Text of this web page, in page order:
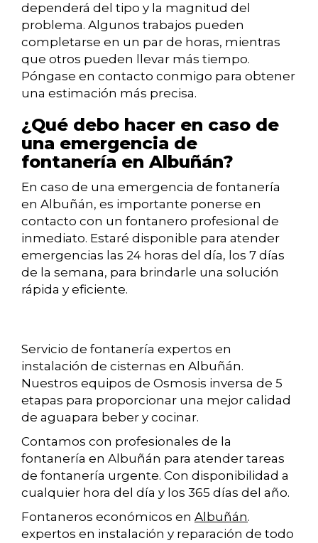
dependerá del tipo y la magnitud del
problema. Algunos trabajos pueden
completarse en un par de horas, mientras
que otros pueden llevar más tiempo.
Póngase en contacto conmigo para obtener
una estimación más precisa.
¿Qué debo hacer en caso de
una emergencia de
fontanería en Albuñán?
En caso de una emergencia de fontanería
en Albuñán, es importante ponerse en
contacto con un fontanero profesional de
inmediato. Estaré disponible para atender
emergencias las 24 horas del día, los 7 días
de la semana, para brindarle una solución
rápida y eficiente.
Servicio de fontanería expertos en
instalación de cisternas en Albuñán.
Nuestros equipos de Osmosis inversa de 5
etapas para proporcionar una mejor calidad
de aguapara beber y cocinar.
Contamos con profesionales de la
fontanería en Albuñán para atender tareas
de fontanería urgente. Con disponibilidad a
cualquier hora del día y los 365 días del año.
Fontaneros económicos en Albuñán.
expertos en instalación y reparación de todo